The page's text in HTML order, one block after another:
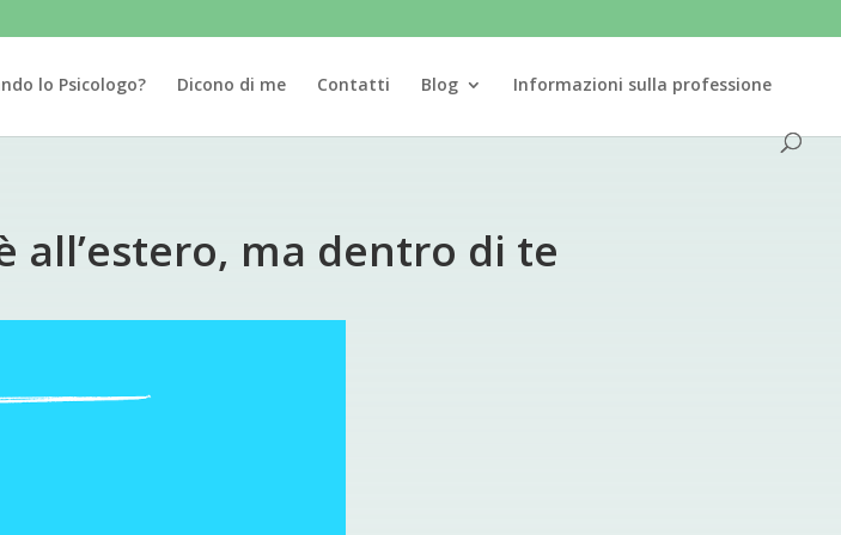
lo Psicologo? Dicono di me Contatti Blog Informazioni sulla professione
all’estero, ma dentro di te